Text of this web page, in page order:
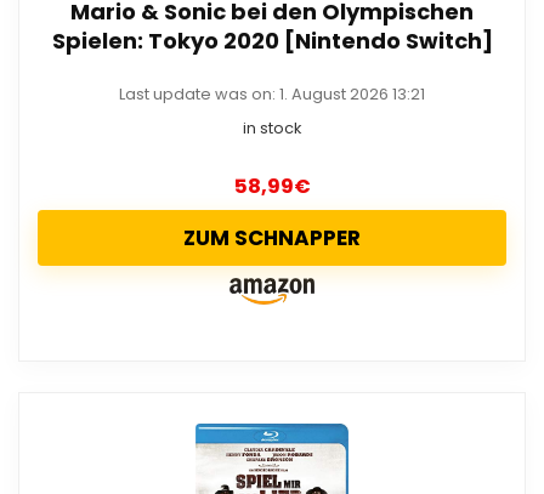
Mario & Sonic bei den Olympischen
Spielen: Tokyo 2020 [Nintendo Switch]
Last update was on: 1. August 2026 13:21
in stock
58,99€
ZUM SCHNAPPER